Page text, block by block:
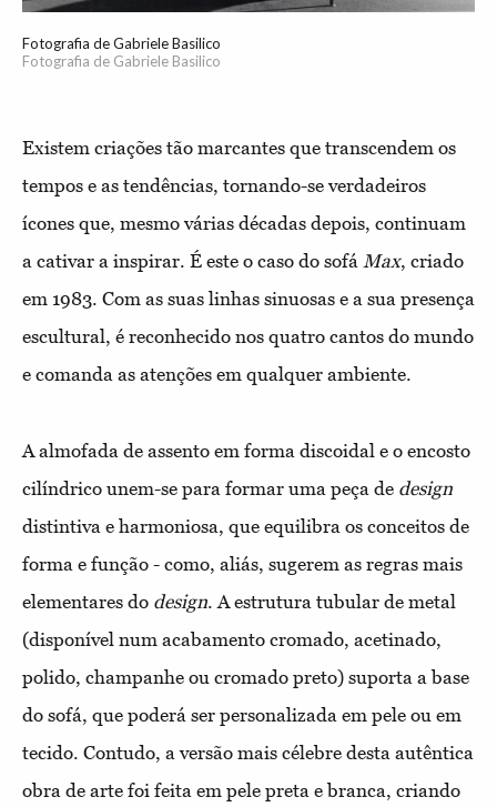
Fotografia de Gabriele Basilico
Fotografia de Gabriele Basilico
Existem criações tão marcantes que transcendem os
tempos e as tendências, tornando-se verdadeiros
ícones que, mesmo várias décadas depois, continuam
a cativar a inspirar. É este o caso do sofá Max, criado
em 1983. Com as suas linhas sinuosas e a sua presença
escultural, é reconhecido nos quatro cantos do mundo
e comanda as atenções em qualquer ambiente.
A almofada de assento em forma discoidal e o encosto
cilíndrico unem-se para formar uma peça de design
distintiva e harmoniosa, que equilibra os conceitos de
forma e função - como, aliás, sugerem as regras mais
elementares do design. A estrutura tubular de metal
(disponível num acabamento cromado, acetinado,
polido, champanhe ou cromado preto) suporta a base
do sofá, que poderá ser personalizada em pele ou em
tecido. Contudo, a versão mais célebre desta autêntica
obra de arte foi feita em pele preta e branca, criando